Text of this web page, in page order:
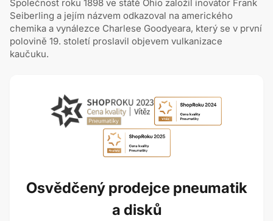
Společnost roku 1898 ve státě Ohio založil inovátor Frank
Seiberling a jejím názvem odkazoval na amerického
chemika a vynálezce Charlese Goodyeara, který se v první
polovině 19. století proslavil objevem vulkanizace
kaučuku.
Osvědčený prodejce pneumatik
a disků